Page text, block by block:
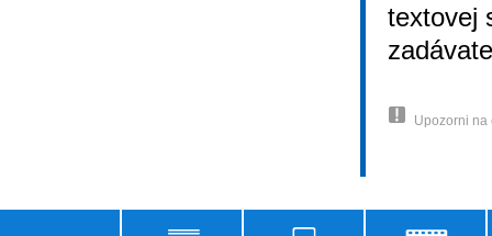
textovej
Upozorni na